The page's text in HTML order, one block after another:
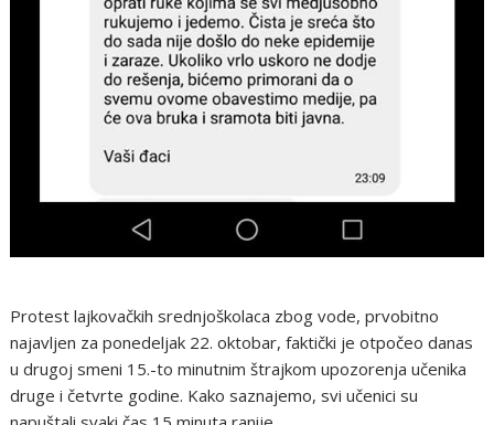
Protest lajkovačkih srednjoškolaca zbog vode, prvobitno
najavljen za ponedeljak 22. oktobar, faktički je otpočeo danas
u drugoj smeni 15.-to minutnim štrajkom upozorenja učenika
druge i četvrte godine. Kako saznajemo, svi učenici su